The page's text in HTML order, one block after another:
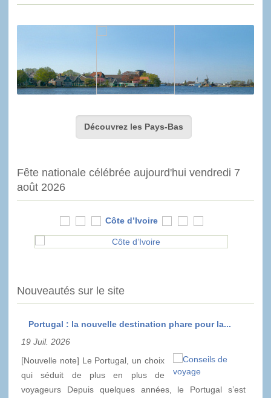
Découvrez les Pays-Bas
Fête nationale célébrée aujourd'hui vendredi 7
août 2026
Côte d’Ivoire
Nouveautés sur le site
Portugal : la nouvelle destination phare pour la...
19 Juil. 2026
[Nouvelle note] Le Portugal, un choix
qui séduit de plus en plus de
voyageurs Depuis quelques années, le Portugal s’est